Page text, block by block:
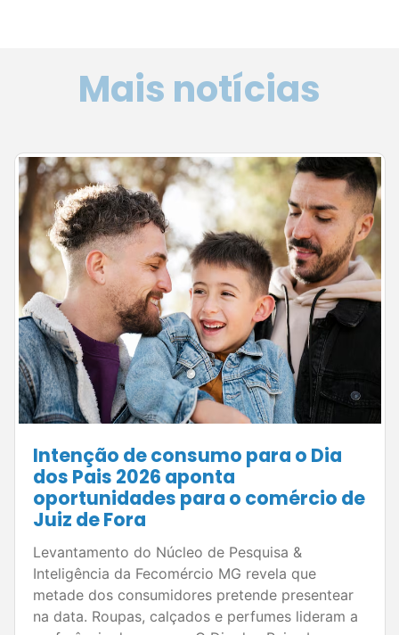
Mais notícias
Intenção de consumo para o Dia
dos Pais 2026 aponta
oportunidades para o comércio de
Juiz de Fora
Levantamento do Núcleo de Pesquisa &
Inteligência da Fecomércio MG revela que
metade dos consumidores pretende presentear
na data. Roupas, calçados e perfumes lideram a